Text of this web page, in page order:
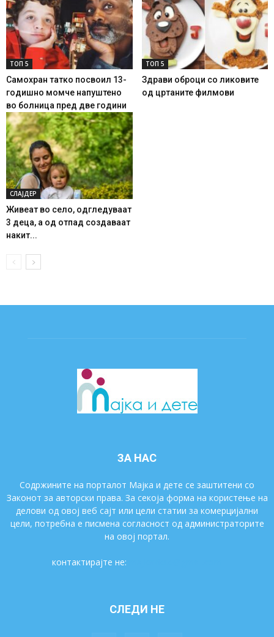
ТОП 5
Самохран татко посвоил 13-
годишно момче напуштено
во болница пред две години
ТОП 5
Здрави оброци со ликовите
од цртаните филмови
СЛАЈДЕР
Живеат во село, одгледуваат
3 деца, а од отпад создаваат
накит...
ЗА НАС
Содржините на порталот Мајка и дете се заштитени со
Законот за авторски права. За секоја форма на користење на
делови од овој веб сајт или цели статии за комерцијални
цели, потребна е писмена согласност од администраторите
на овој портал.
контактирајте не:
СЛЕДИ НЕ